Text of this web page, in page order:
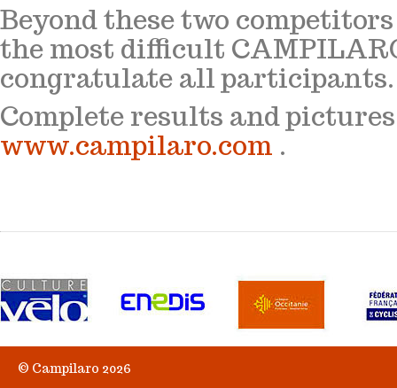
Beyond these two
the most difficult
congratulate all participants.
Complete results and
www.campilaro.com .
© Campilaro 2026